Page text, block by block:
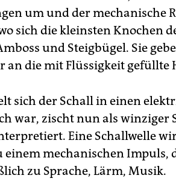
um und der mechanische
sich die kleinsten Knochen
und Steigbügel. Sie
an die mit Flüssigkeit gefüllte
sich der Schall in einen
war, zischt nun als winziger
Eine Schallwelle
einem mechanischen
zu Sprache, Lärm, Musik.